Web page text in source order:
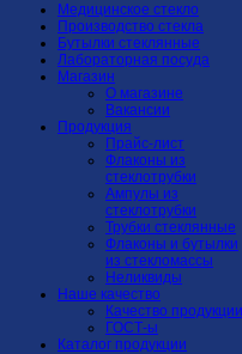
Медицинское стекло
Производство стекла
Бутылки стеклянные
Лабораторная посуда
Магазин
О магазине
Вакансии
Продукция
Прайс-лист
Флаконы из
стеклотрубки
Ампулы из
стеклотрубки
Трубки стеклянные
Флаконы и бутылки
из стекломассы
Неликвиды
Наше качество
Качество продукции
ГОСТ-ы
Каталог продукции